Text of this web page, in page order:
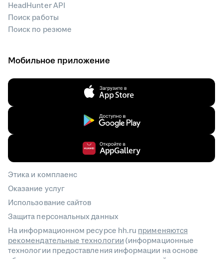
HeadHunter API
Поиск работы
Поиск по резюме
Мобильное приложение
Этика и комплаенс
Оказание услуг
Использование сайтов
Защита персональных данных
На информационном ресурсе hh.ru применяются
рекомендательные технологии(информационные
технологии предоставления информации на основе